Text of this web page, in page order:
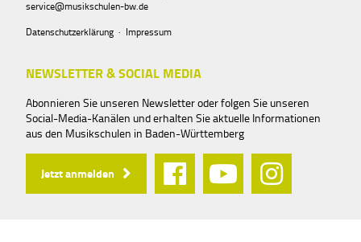
service@musikschulen-bw.de
Datenschutzerklärung · Impressum
NEWSLETTER & SOCIAL MEDIA
Abonnieren Sie unseren Newsletter oder folgen Sie unseren
Social-Media-Kanälen und erhalten Sie aktuelle Informationen
aus den Musikschulen in Baden-Württemberg
Jetzt anmelden